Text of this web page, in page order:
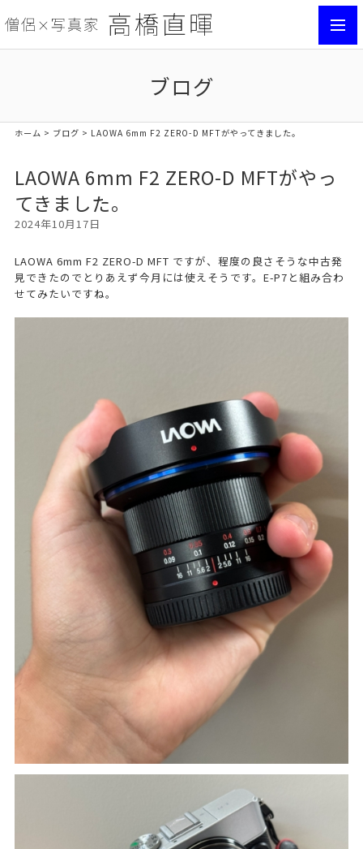
ブログ
ホーム > ブログ > LAOWA 6mm F2 ZERO-D MFTがやってきました。
LAOWA 6mm F2 ZERO-D MFTがやっ
てきました。
2024年10月17日
LAOWA 6mm F2 ZERO-D MFT ですが、程度の良さそうな中古発
見できたのでとりあえず今月には使えそうです。E-P7と組み合わ
せてみたいですね。